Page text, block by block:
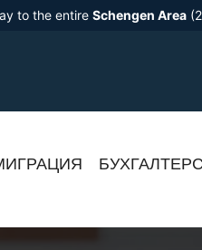
to the entire Schengen Area